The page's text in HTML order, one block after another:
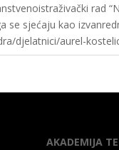
rad
se sjećaju kao
djelatnici/aurel-
AKADEMIJA